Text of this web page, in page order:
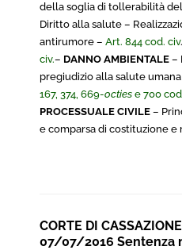
della soglia di tollerabilità
Diritto alla salute –
antirumore – Art. 844 cod. civ
civ.– DANNO AMBIENTALE –
pregiudizio alla salute umana
167, 374, 669-octies e 700
PROCESSUALE CIVILE –
e comparsa di costituzione e
CORTE DI
07/07/2016 Sentenza